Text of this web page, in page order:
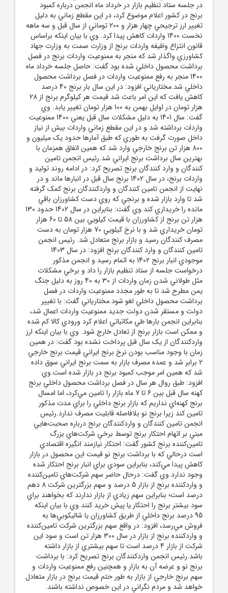
در جلسه ستاد تنظيم بازار در خرداد ماه انجمن درباره کمبود
برنج در کشور اعلام موضوع کرد، در اين مقطع زماني به دليل
تغيير ارز ترجيحي چهار هزار و 200 توماني از سال قبل و سه ماهه
نخست 1400 واردات کاهش پيدا کرد. وي با بيان اينکه براساس
قانون انتزاع وظيفه واردات برنج از وزارت صمت به وزارت جهاد
کشاورزي واگذار شد که منجر به ممنوعيت واردات برنج در فصل
برداشت محصول داخلي شده بود گفت: حاصل جلسه خرداد ماه
1400 منجر به رفع ممنوعيت واردات در فصل برداشت محصول
داخلي شد.مختارياني افزود: در اين سال بار برنج 40 درصد
کاهش يافت که اين امر باعث شد قيمت هر کيلوگرم برنج از 28
هزار تومان در اوايل بهمن به 100 هزار تومان تغيير يابد. وي
گفت: سال 1401 به دليل مشکلات سال قبل يعني 1400 ممنوعيت
واردات برداشته شد و در اين مقطع زماني واردات بيش از نياز
داخل صورت گرفت به طوري که طبق آمارها حدود يک ميليون و
800 هزار تن برنج خارجي وارد شد که همين اتفاق همزمان با
بهترين سال برداشت برنج ايراني شد.رئيس انجمن تامين
کنندگان و وارد کنندگان برنج تصريح کرد: در ادامه روند توليد و
واردات برنج، در سال 1402 برنج‌ سال قبل در انبارها ماند و در
نهايت از انجمن تامين کنندگان و واردکنندگان برنج کمک گرفته
شد تا وارد بازار شده و برنجي که روي دست کشاورزان باقي
مانده را خريداري کند.وي گفت: بنابراين در سال 1402 حدود 130
هزار تن برنج از کشاورزان با قيمت کيلويي بين 58 تا 60 هزار
تومان خريداري شد و با نرخ کيلويي 70 هزار تومان به دست
مصرف کنندگان رسيد و بازار برنج متعادل شد. رئيس انجمن
تامين کنندگان و وارد کنندگان برنج افزود: در سال 1403
موجودي انبار برنج 1402 به اتمام رسيد و انجمن مذکور
درخواست جلسه از ستاد تنظيم بازار را داد و برخي مشکلات
مثل طولاني شدن زمان واردات از 30 به 40 روز به دليل جنگ
يمن مطرح شد تا به طور مجدد ممنوعيت واردات در فصل
برداشت محصول داخلي لغو شود.مختارياني گفت: با تغيير
دولت و مستقر شدن دولت جديد ممنوعيت واردات اعمال شد،
بنابراين انجمن بارها طي مکاتباتي اعلام کرد ورودي کالا کم شده
و ممکن است بازار برنج از تعادل خارج شود. وي با بيان اينکه ارز
واردکنندگان از يک سال قبل پرداخت نشده بود گفت: در همين
زمان با وجود مناسب بودن نرخ برنج ايراني قيمت برنج خارجي
2 برابر شد و عمده مصرف بازار به سمت برنج ايراني سوق داده
شد که همين امر موجب کمبود برنج در بازار شده است.وي
افزود: طبق روال هر سال در فصل برداشت محصول داخلي برنج
کهنه سال قبل بين 6 تا 7 ماه بازار را تامين مي‌کرد، اما امسال
برنج کهنه‌اي نداريم که بازار برنج داخلي را براي مدت مذکور
تامين کند زيرا برنج نو بلافاصله قابليت مصرف ندارد.رئيس
انجمن تامين کنندگان و واردکنندگان برنج درباره صحبت‌هايي
مبني بر اتهام احتکار برنج توسط برخي شرکت‌هاي بزرگ
تامين‌کننده برنج کشور گفت: احتکار نيازمند انگيزه اقتصادي
است درحالي که با برداشت برنج نو قيمت اين محصول در بازار
کاهش پيدا مي‌کند، بنابراين سودي براي انبار برنج احتکار شده
وجود ندارد.وي گفت: درحال حاضر سهم شرکت‌هاي تامين‌کننده
و واردکننده برنج از بازار 5 درصد و سهم بزرگترين شرکت 8 دهم
درصد است؛ بنابراين سهم زيادي از بازار ندارند که بخواهند براي
سود بيشتر برنج را احتکار يا پيش خريد کنند.وي با بيان اينکه
95 درصد برنج داخلي از طريق کشاورزان يا شاليکوبي‌ها به
فروش مي‌رسد، افزود: در واقع سهم بزرگترين شرکت تامين‌کننده
و واردکننده برنج از بازار در سال 300 هزار تن است و سود اين
شرکت از بازار 4 درصد است تا سهم بيشتري از بازار داشته
باشد.رئيس انجمن واردکنندگان برنج تصريح کرد: با برداشت
برنج نو و عرضه آن به بازار و همچنين رفع ممنوعيت واردات و
سهم برنج خارجي از بازار به طور حتم قيمت برنج در بازار متعادل
خواهد شد و مردم نگراني در اين خصوص نداشته باشند.